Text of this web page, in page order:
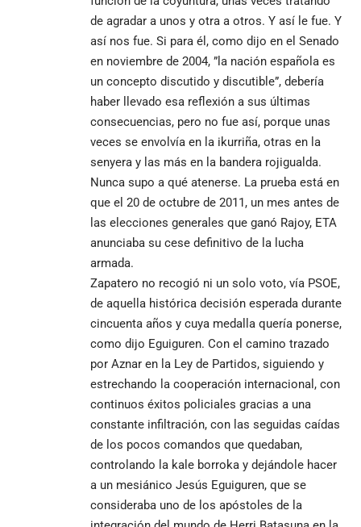
de agradar a unos y otra a otros. Y así le fue. Y
así nos fue. Si para él, como dijo en el Senado
en noviembre de 2004, ”la nación española es
un concepto discutido y discutible”, debería
haber llevado esa reflexión a sus últimas
consecuencias, pero no fue así, porque unas
veces se envolvía en la ikurriña, otras en la
senyera y las más en la bandera rojigualda.
Nunca supo a qué atenerse. La prueba está en
que el 20 de octubre de 2011, un mes antes de
las elecciones generales que ganó Rajoy, ETA
anunciaba su cese definitivo de la lucha
armada.
Zapatero no recogió ni un solo voto, vía PSOE,
de aquella histórica decisión esperada durante
cincuenta años y cuya medalla quería ponerse,
como dijo Eguiguren. Con el camino trazado
por Aznar en la Ley de Partidos, siguiendo y
estrechando la cooperación internacional, con
continuos éxitos policiales gracias a una
constante infiltración, con las seguidas caídas
de los pocos comandos que quedaban,
controlando la kale borroka y dejándole hacer
a un mesiánico Jesús Eguiguren, que se
consideraba uno de los apóstoles de la